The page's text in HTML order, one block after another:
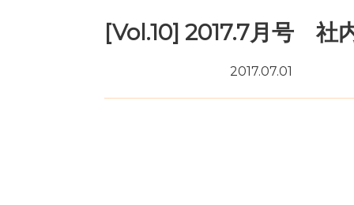
[Vol.10] 2017.7月号 社
2017.07.01